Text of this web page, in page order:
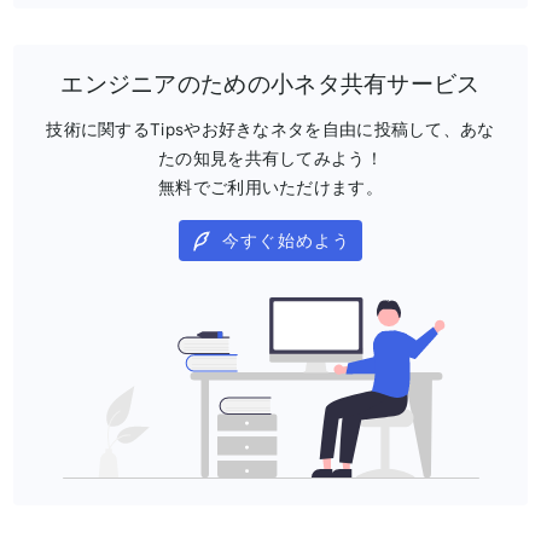
エンジニアのための小ネタ共有サービス
技術に関するTipsやお好きなネタを自由に投稿して、あな
たの知見を共有してみよう！
無料でご利用いただけます。
今すぐ始めよう